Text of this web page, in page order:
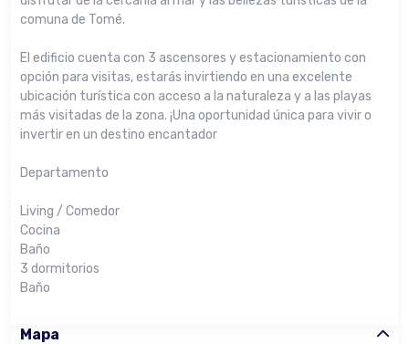
comuna de Tomé.
El edificio cuenta con 3 ascensores y estacionamiento con
opción para visitas, estarás invirtiendo en una excelente
ubicación turística con acceso a la naturaleza y a las playas
más visitadas de la zona. ¡Una oportunidad única para vivir o
invertir en un destino encantador
Departamento
Living / Comedor
Cocina
Baño
3 dormitorios
Baño
Mapa